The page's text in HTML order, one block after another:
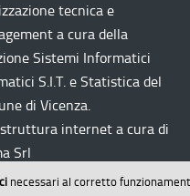
necessari al corretto
tecnica e
a cura della
Sistemi Informatici
S.I.T. e Statistica del
di Vicenza.
internet a cura di
Srl